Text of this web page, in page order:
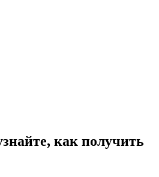
как получить